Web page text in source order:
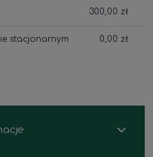
300,00 zł
stacjonarnym
0,00 zł